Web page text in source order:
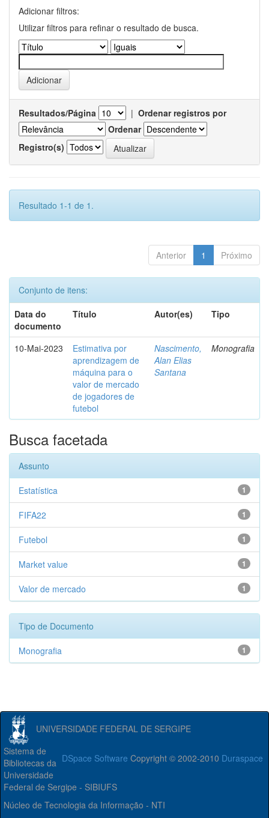
Adicionar filtros:
Utilizar filtros para refinar o resultado de busca.
Resultados/Página | Ordenar registros por
Ordenar
Registro(s)
Resultado 1-1 de 1.
Anterior 1 Próximo
Conjunto de itens:
Data do
documento
Título Autor(es) Tipo
10-Mai-2023
Estimativa por
aprendizagem de
máquina para o
valor de mercado
de jogadores de
futebol
Nascimento,
Alan Elias
Santana
Monografia
Busca facetada
Assunto
1
Estatística
1
FIFA22
1
Futebol
1
Market value
1
Valor de mercado
Tipo de Documento
1
Monografia
UNIVERSIDADE FEDERAL DE SERGIPE
DSpace Software Copyright © 2002-2010 Duraspace
Sistema de
Bibliotecas da
Universidade
Federal de Sergipe - SIBIUFS
Núcleo de Tecnologia da Informação - NTI